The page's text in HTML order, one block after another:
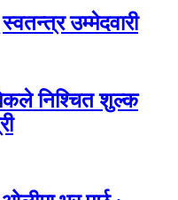
उम्मेदवारी
निश्चित शुल्क